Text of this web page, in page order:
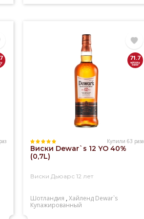
71.7
Купили 63 раза
Виски Dewar`s 12 YO 40%
(0,7L)
Виски Дьюарс 12 лет
Шотландия ,Хайленд Dewar`s
Купажированный